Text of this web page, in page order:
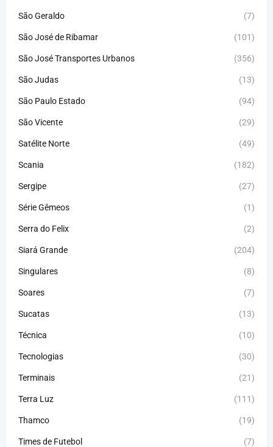
São Geraldo (7)
São José de Ribamar (101)
São José Transportes Urbanos (356)
São Judas (13)
São Paulo Estado (94)
São Vicente (29)
Satélite Norte (49)
Scania (182)
Sergipe (27)
Série Gêmeos (1)
Serra do Felix (2)
Siará Grande (204)
Singulares (8)
Soares (7)
Sucatas (13)
Técnica (10)
Tecnologias (30)
Terminais (21)
Terra Luz (111)
Thamco (19)
Times de Futebol (7)